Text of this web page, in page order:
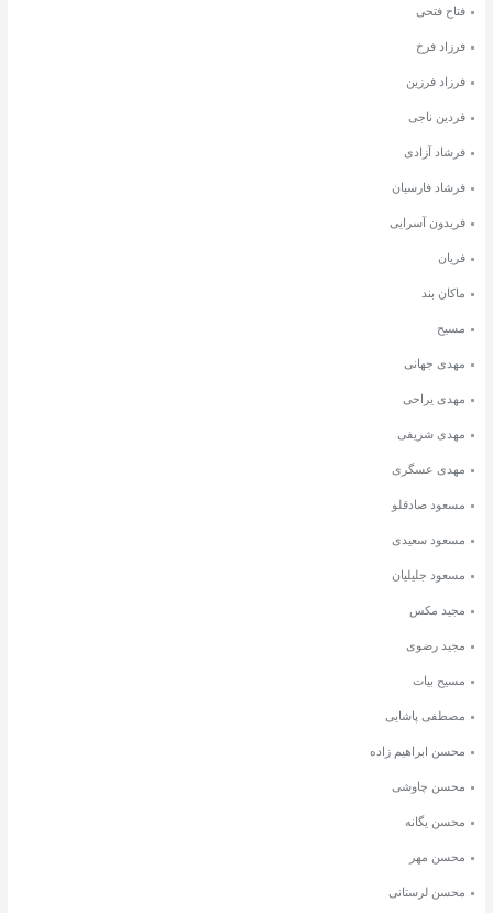
فتاح فتحی
فرزاد فرخ
فرزاد فرزین
فردین ناجی
فرشاد آزادی
فرشاد فارسیان
فریدون آسرایی
فریان
ماکان بند
مسیح
مهدی جهانی
مهدی یراحی
مهدی شریفی
مهدی عسگری
مسعود صادقلو
مسعود سعیدی
مسعود جلیلیان
مجید مکس
مجید رضوی
مسیح بیات
مصطفی پاشایی
محسن ابراهیم زاده
محسن چاوشی
محسن یگانه
محسن مهر
محسن لرستانی